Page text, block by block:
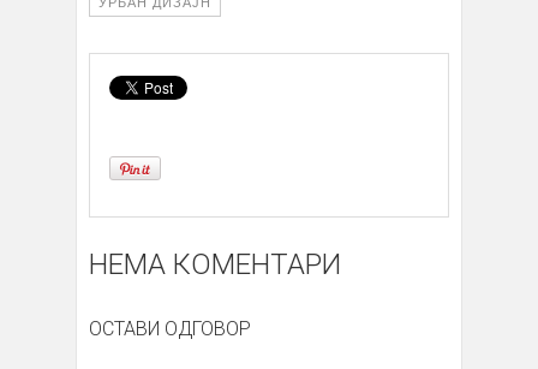
НЕМА КОМЕНТАРИ
ОСТАВИ ОДГОВОР